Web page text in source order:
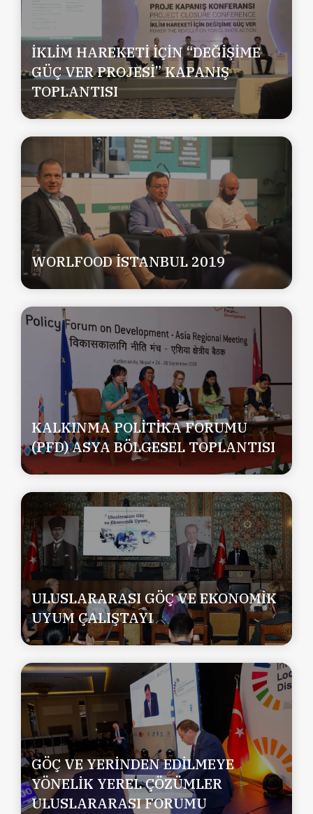
İKLİM HAREKETİ İÇİN “DEĞİŞİME
GÜÇ VER PROJESİ” KAPANIŞ
TOPLANTISI
WORLFOOD İSTANBUL 2019
KALKINMA POLİTİKA FORUMU
(PFD) ASYA BÖLGESEL TOPLANTISI
ULUSLARARASI GÖÇ VE EKONOMİK
UYUM ÇALIŞTAYI
GÖÇ VE YERİNDEN EDİLMEYE
YÖNELİK YEREL ÇÖZÜMLER
ULUSLARARASI FORUMU